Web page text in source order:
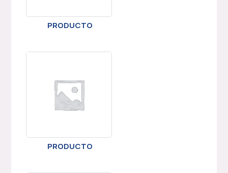
PRODUCTO
PRODUCTO